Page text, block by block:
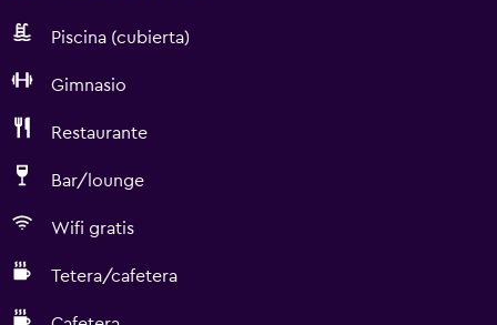
Piscina (cubierta)
Gimnasio
Restaurante
Bar/lounge
Wifi gratis
Tetera/cafetera